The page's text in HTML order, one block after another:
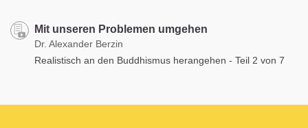
Mit unseren Problemen umgehen
Dr. Alexander Berzin
Realistisch an den Buddhismus herangehen - Teil 2 von 7